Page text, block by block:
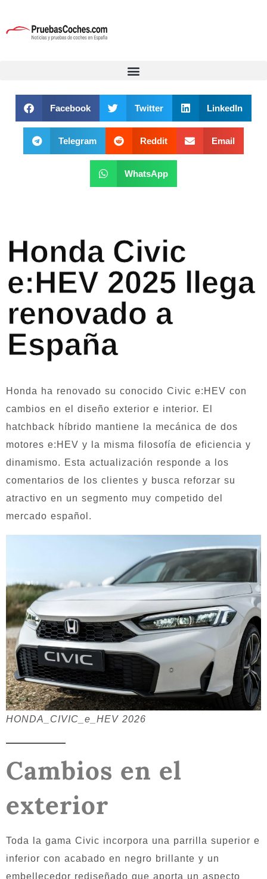
Facebook Twitter LinkedIn
Telegram Reddit Email
WhatsApp
Honda Civic
e:HEV 2025 llega
renovado a
España
Honda ha renovado su conocido Civic e:HEV con
cambios en el diseño exterior e interior. El
hatchback híbrido mantiene la mecánica de dos
motores e:HEV y la misma filosofía de eficiencia y
dinamismo. Esta actualización responde a los
comentarios de los clientes y busca reforzar su
atractivo en un segmento muy competido del
mercado español.
HONDA_CIVIC_e_HEV 2026
Cambios en el
exterior
Toda la gama Civic incorpora una parrilla superior e
inferior con acabado en negro brillante y un
embellecedor rediseñado que aporta un aspecto